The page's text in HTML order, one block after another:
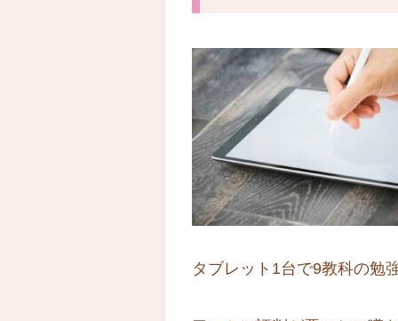
タブレット1台で9教科の勉